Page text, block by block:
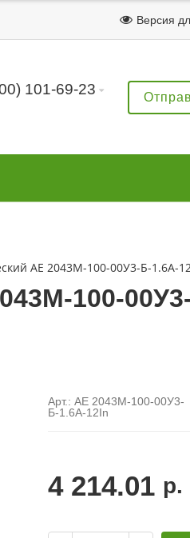
Версия
101-69-23
АЕ 2043М-100-00У3-Б-1.6А-
100-
Арт.: АЕ 2043М-100-00У3-
Б-1.6А-12In
4 214.01 р.